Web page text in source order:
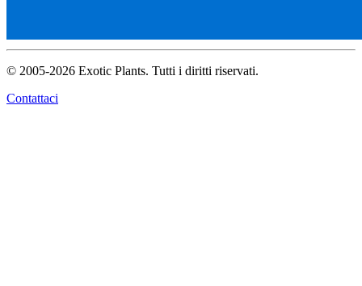
© 2005-2026 Exotic Plants. Tutti i diritti riservati.
Contattaci